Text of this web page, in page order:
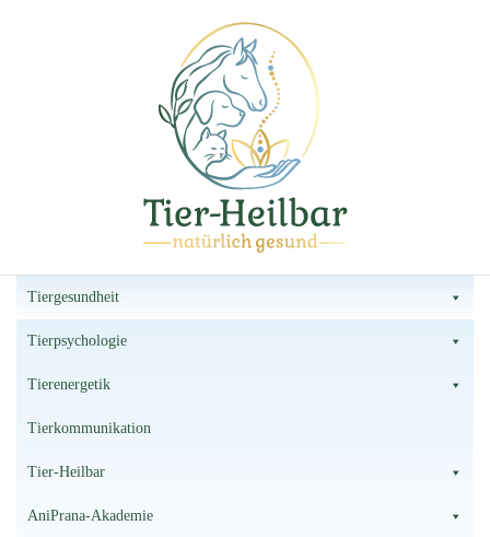
Tier-Heilbar Tierheilpraxis
Tiergesundheit
Tierpsychologie
Tierenergetik
Tierkommunikation
Tier-Heilbar
AniPrana-Akademie